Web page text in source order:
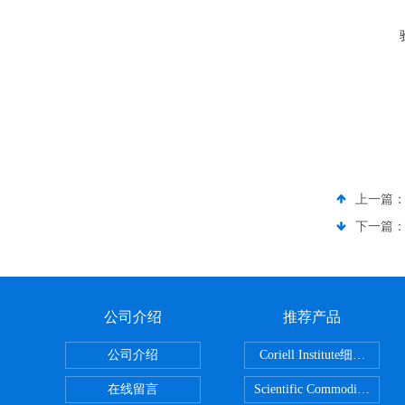
上一篇：
下一篇：
公司介绍
公司介绍
在线留言
推荐产品
Scientific CommoditiesPE